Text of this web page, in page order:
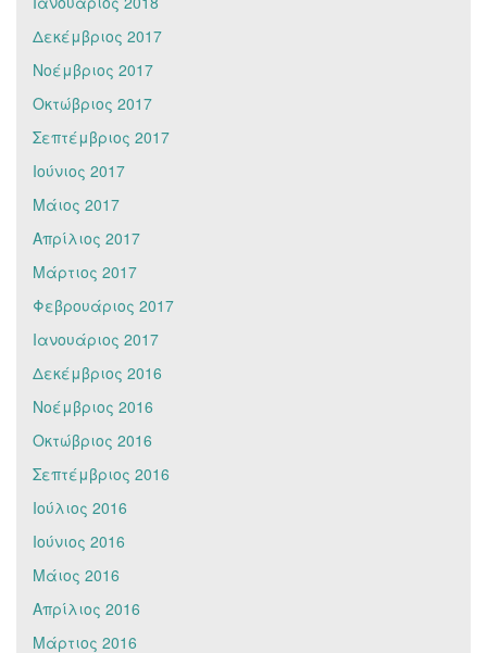
Δεκέμβριος 2017
Νοέμβριος 2017
Οκτώβριος 2017
Σεπτέμβριος 2017
Ιούνιος 2017
Μάιος 2017
Απρίλιος 2017
Μάρτιος 2017
Φεβρουάριος 2017
Ιανουάριος 2017
Δεκέμβριος 2016
Νοέμβριος 2016
Οκτώβριος 2016
Σεπτέμβριος 2016
Ιούλιος 2016
Ιούνιος 2016
Μάιος 2016
Απρίλιος 2016
Μάρτιος 2016